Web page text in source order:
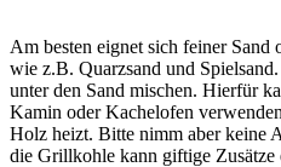
Am besten eignet sich feiner Sand
wie z.B. Quarzsand und
unter den Sand mischen. Hierfür
Kamin oder Kachelofen
Holz heizt. Bitte nimm aber keine
die Grillkohle kann giftige Zusätze